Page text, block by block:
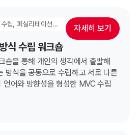
MVC 수립, 일하는 방식 수립, 퍼실리테이션 과정 자세히 보기
식 수립 워크숍
숍을 통해 개인의 생각에서 출발해
방식을 공동으로 수립하고 서로 다른
언어와 방향성을 형성한 MVC 수립